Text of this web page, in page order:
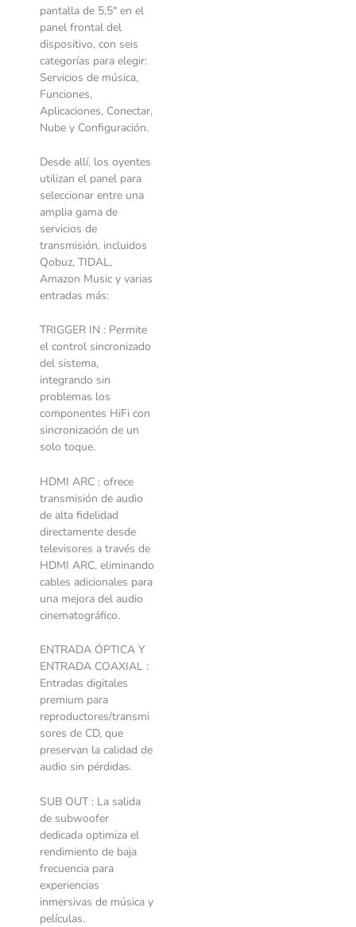
pantalla de 5,5″ en el
panel frontal del
dispositivo, con seis
categorías para elegir:
Servicios de música,
Funciones,
Aplicaciones, Conectar,
Nube y Configuración.
Desde allí, los oyentes
utilizan el panel para
seleccionar entre una
amplia gama de
servicios de
transmisión, incluidos
Qobuz, TIDAL,
Amazon Music y varias
entradas más:
TRIGGER IN : Permite
el control sincronizado
del sistema,
integrando sin
problemas los
componentes HiFi con
sincronización de un
solo toque.
HDMI ARC : ofrece
transmisión de audio
de alta fidelidad
directamente desde
televisores a través de
HDMI ARC, eliminando
cables adicionales para
una mejora del audio
cinematográfico.
ENTRADA ÓPTICA Y
ENTRADA COAXIAL :
Entradas digitales
premium para
reproductores/transmi
sores de CD, que
preservan la calidad de
audio sin pérdidas.
SUB OUT : La salida
de subwoofer
dedicada optimiza el
rendimiento de baja
frecuencia para
experiencias
inmersivas de música y
películas.